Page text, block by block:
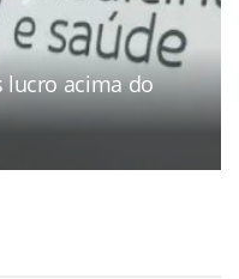
lucro acima do